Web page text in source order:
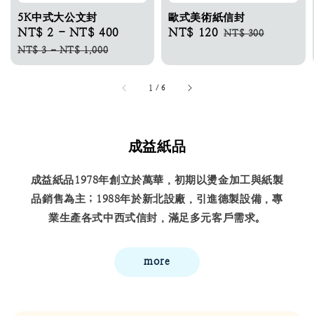
5K中式大公文封
Sale
price
NT$ 2 - NT$ 400
NT$ 3-NT$ 1,000
歐式美術紙信封
Sale
NT$ 120 Regular
NT$ 300
1 /6
成益紙品
成益紙品1978年創立於萬華，初期以燙金加工與紙製
品銷售為主；1988年於新北設廠，引進德製設備，專
業生產各式中西式信封，滿足多元客戶需求。
more